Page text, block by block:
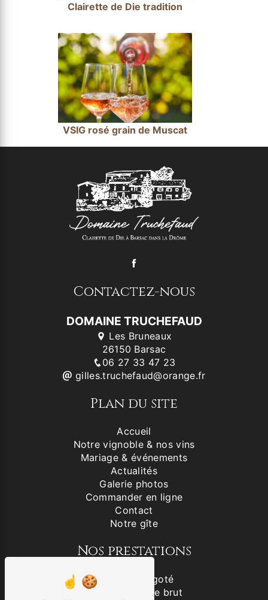
Clairette de Die tradition
VSIG rosé grain de Muscat
Contactez-nous
DOMAINE TRUCHEFAUD
Les Bruneaux
26150 Barsac
06 27 33 47 23
gilles.truchefaud@orange.fr
Plan du site
Accueil
Notre vignoble & nos vins
Mariage & événements
Actualités
Galerie photos
Commander en ligne
Contact
Notre gîte
Nos prestations
Vin blanc aligoté
Clairette de Die brut